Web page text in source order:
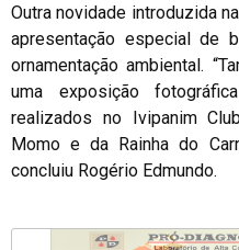
Outra novidade introduzida
apresentação especial de
ornamentação ambiental.
uma exposição
realizados no Ivipanim
Momo e da Rainha do
concluiu Rogério Edmundo.